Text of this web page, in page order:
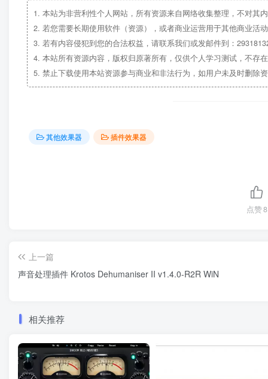
1. 本站为非营利性个人网站，所有资源来自网络收集整理，不对其
2. 若您需要长期使用软件（资源），或者商业运营用于其他商业活
3. 若有内容侵犯到您的合法权益，请联系我们或发邮件到：
4. 本站所有资源内容，版权归原著所有，仅供个人学习测试，不存
5. 禁止下载使用本站资源参与商业和非法行为，如用户未及时删除
其他效果器 插件效果器
点赞8
上一篇
声音处理插件 Krotos Dehumaniser II v1.4.0-R2R WiN
相关推荐